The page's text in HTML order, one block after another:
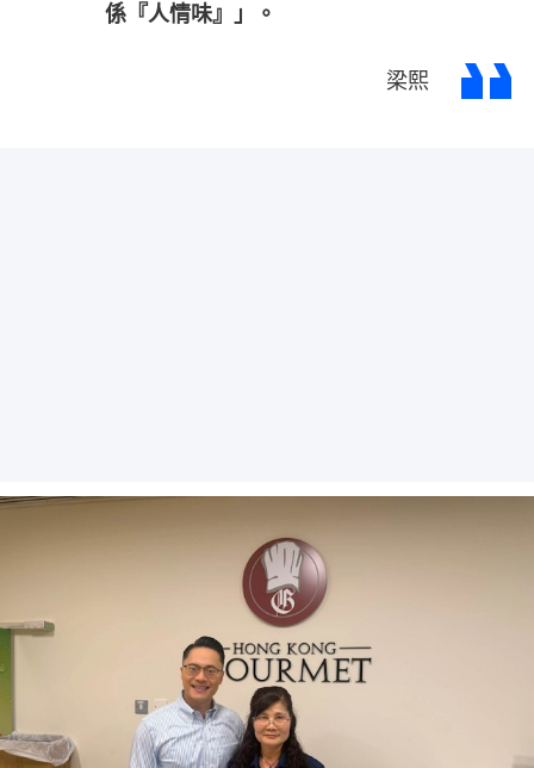
係『人情味』」。
梁熙